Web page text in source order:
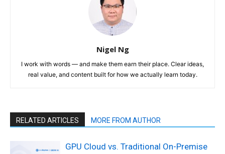
Nigel Ng
I work with words — and make them earn their place. Clear ideas,
real value, and content built for how we actually learn today.
RELATED ARTICLES MORE FROM AUTHOR
GPU Cloud vs. Traditional On-Premise